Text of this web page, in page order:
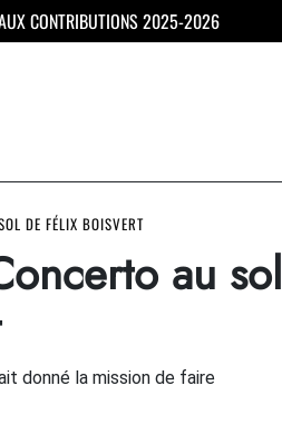
CONTRIBUTIONS 2025-2026
DE FÉLIX BOISVERT
au sol
donné la mission de faire